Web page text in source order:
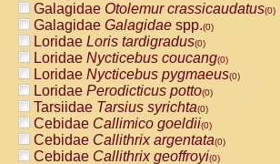
AtelidaeAteles paniscus(0)
AtelidaeAtelesspp.(0)
Atelidae Lagothrix lagothricha
AtelidaeLagothrix lagothricha cana
PitheciidaeCacajao calvus
PitheciidaeCallicebus cupreus
PitheciidaeCallicebus donacophilus
PitheciidaeCallicebus moloch
PitheciidaeCallicebus torquatus
PitheciidaeCallicebusspp.(0)
Galagidae Otolemur crassicaudatus(0)
Galagidae Galagidae spp.(0)
Loridae Loris tardigradus(0)
Loridae Nycticebus coucang(0)
Loridae Nycticebus pygmaeus(0)
Loridae Perodicticus potto(0)
Tarsiidae Tarsius syrichta(0)
Cebidae Callimico goeldii(0)
Cebidae Callithrix argentata(0)
Cebidae Callithrix geoffroyi(0)